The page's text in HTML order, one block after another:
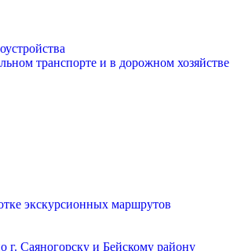
транспорте и в дорожном хозяйстве
экскурсионных маршрутов
г. Саяногорску и Бейскому району